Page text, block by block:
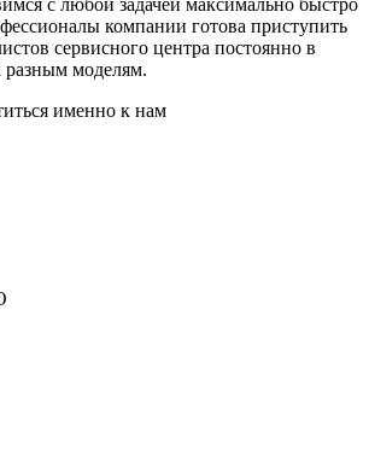
с любой задачей максимально быстро
компании готова приступить
сервисного центра постоянно в
разным моделям.
именно к нам